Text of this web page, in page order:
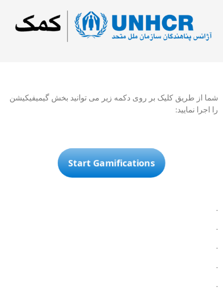
شما از طریق کلیک بر روی دکمه زیر می توانید بخش گیمیفیکیشن
را اجرا نمایید:
Start Gamifications
.
.
.
.
.